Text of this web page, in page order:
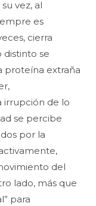
vez, al
es
cierra
distinto se
proteína extraña
irrupción de lo
se percibe
por la
del
lado, más que
para